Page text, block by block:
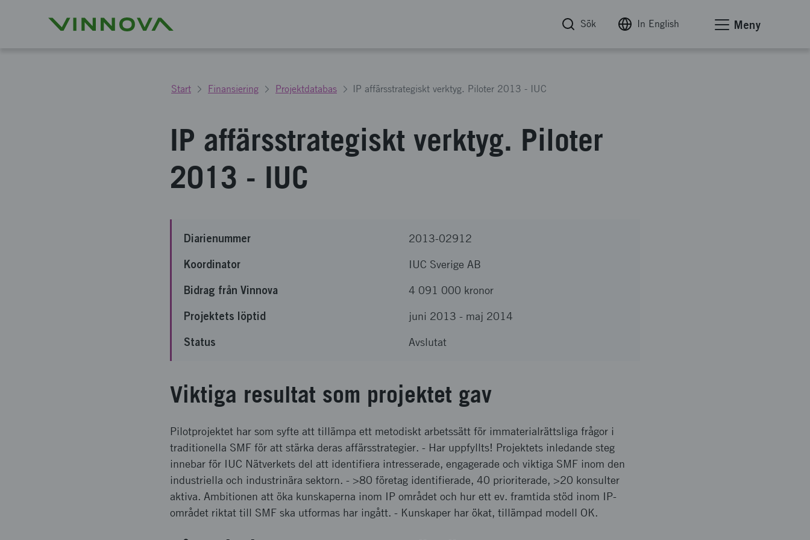
Sök In English Meny
Start Finansiering Projektdatabas IP affärsstrategiskt verktyg. Piloter 2013 - IUC
IP affärsstrategiskt verktyg. Piloter
2013 - IUC
Diarienummer 2013-02912
Koordinator IUC Sverige AB
Bidrag från Vinnova 4 091 000 kronor
Projektets löptid juni 2013 - maj 2014
Status Avslutat
Viktiga resultat som projektet gav
Pilotprojektet har som syfte att tillämpa ett metodiskt arbetssätt för immaterialrättsliga frågor i
traditionella SMF för att stärka deras affärsstrategier. - Har uppfyllts! Projektets inledande steg
innebar för IUC Nätverkets del att identifiera intresserade, engagerade och viktiga SMF inom den
industriella och industrinära sektorn. - >80 företag identifierade, 40 prioriterade, >20 konsulter
aktiva. Ambitionen att öka kunskaperna inom IP området och hur ett ev. framtida stöd inom IP-
området riktat till SMF ska utformas har ingått. - Kunskaper har ökat, tillämpad modell OK.